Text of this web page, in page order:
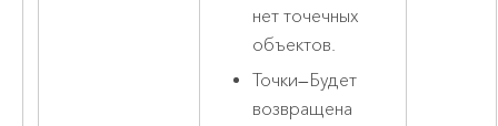
нет точечных
объектов.
Точки—Будет
возвращена